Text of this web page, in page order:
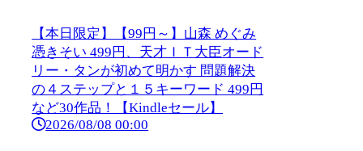
【本日限定】【99円～】山森 めぐみ
憑きそい 499円、天才ＩＴ大臣オード
リー・タンが初めて明かす 問題解決
の４ステップと１５キーワード 499円
など30作品！【Kindleセール】
2026/08/08 00:00